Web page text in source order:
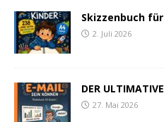
Skizzenbuch
2. Juli 2026
DER
27. Mai 2026